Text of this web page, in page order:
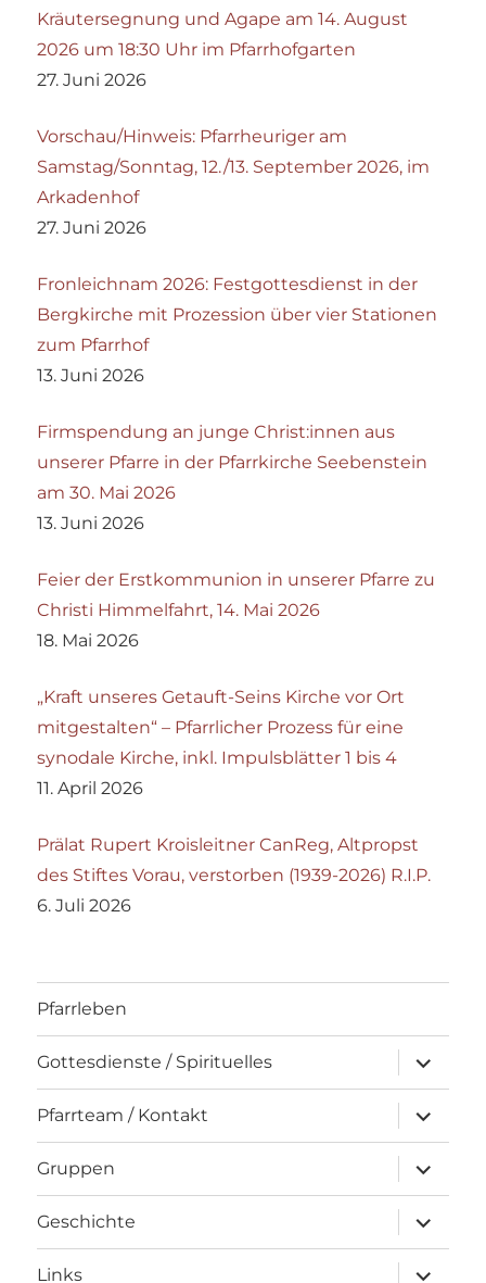
Kräutersegnung und Agape am 14. August
2026 um 18:30 Uhr im Pfarrhofgarten
27. Juni 2026
Vorschau/Hinweis: Pfarrheuriger am
Samstag/Sonntag, 12./13. September 2026, im
Arkadenhof
27. Juni 2026
Fronleichnam 2026: Festgottesdienst in der
Bergkirche mit Prozession über vier Stationen
zum Pfarrhof
13. Juni 2026
Firmspendung an junge Christ:innen aus
unserer Pfarre in der Pfarrkirche Seebenstein
am 30. Mai 2026
13. Juni 2026
Feier der Erstkommunion in unserer Pfarre zu
Christi Himmelfahrt, 14. Mai 2026
18. Mai 2026
„Kraft unseres Getauft-Seins Kirche vor Ort
mitgestalten“ – Pfarrlicher Prozess für eine
synodale Kirche, inkl. Impulsblätter 1 bis 4
11. April 2026
Prälat Rupert Kroisleitner CanReg, Altpropst
des Stiftes Vorau, verstorben (1939-2026) R.I.P.
6. Juli 2026
Pfarrleben
Gottesdienste / Spirituelles
öffnen
Pfarrteam / Kontakt
öffnen
Gruppen
öffnen
Geschichte
öffnen
Links